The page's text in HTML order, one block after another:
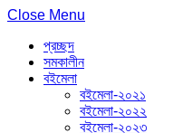
Close Menu
প্রচ্ছদ
সমকালীন
বইমেলা
বইমেলা-২০২১
বইমেলা-২০২২
বইমেলা-২০২৩